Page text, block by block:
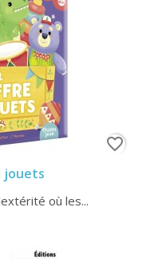
jouets
où les...
favorite_border